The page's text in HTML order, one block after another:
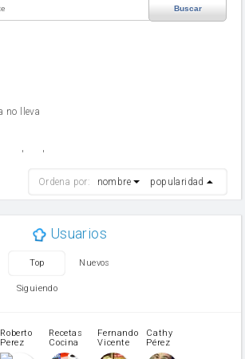
Buscar
no lleva
con levadura
Ordena por: nombre popularidad
Usuarios
Top Nuevos
Siguiendo
Roberto
Perez
Muñoz
Recetas
Cocina
Fernando
Vicente
Cathy
Pérez